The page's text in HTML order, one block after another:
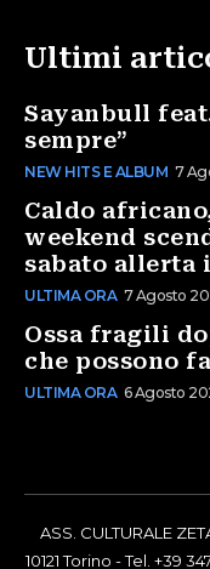
Ultimi
Sayanbull
sempre”
NEW HITS E ALBUM 7
Caldo
weekend
sabato allerta
ULTIMA ORA 7 Agosto
Ossa fragili
che possono
ULTIMA ORA 6 Agosto
ASS. CULTURALE
10121 Torino - Tel. +39